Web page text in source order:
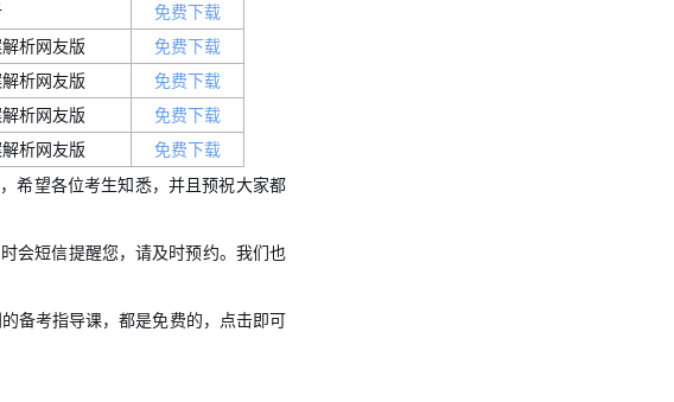
免费下载
析网友版
免费下载
析网友版
免费下载
析网友版
免费下载
析网友版
免费下载
希望各位考生知悉，并且预祝大家都
会短信提醒您，请及时预约。我们也
备考指导课，都是免费的，点击即可